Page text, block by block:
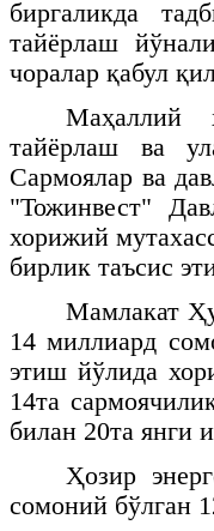
биргаликда
тайёрлаш
чоралар қабул
Маҳаллий
тайёрлаш ва
Сармоялар ва
"Тожинвест"
хорижий
бирлик таъсис
Мамлакат
14 миллиард
этиш йўлида
14та
билан 20та янги
Ҳозир
сомоний бўлган